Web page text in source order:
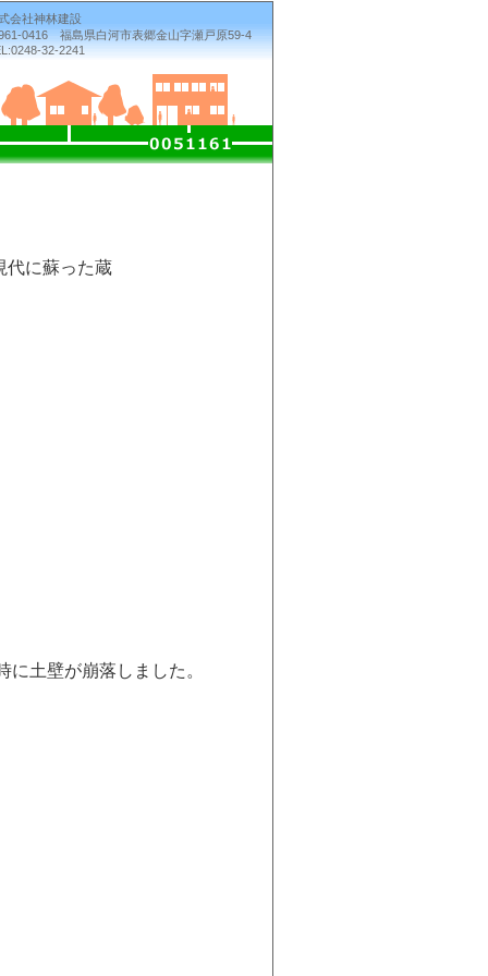
会社神林建設
0416 福島県白河市表郷金山字瀬戸原59-4
32-2241
代に蘇った蔵
土壁が崩落しました。